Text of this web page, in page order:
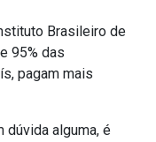
Brasileiro de
95% das
pagam mais
dúvida alguma, é